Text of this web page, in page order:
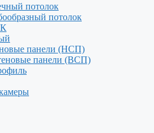
потолок
потолок
панели (НСП)
панели (ВСП)